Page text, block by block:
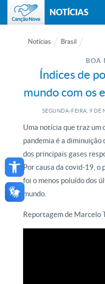
Open toolbar
NOTÍCIAS
Notícias Brasil
BOA
Índices de
mundo com os
SEGUNDA-FEIRA, 9 DE
Uma notícia que traz um
pandemia é a diminuição
dos principais gases
Por causa da covid-19,
foi o menos poluído dos
mundo.
Reportagem de Marcelo